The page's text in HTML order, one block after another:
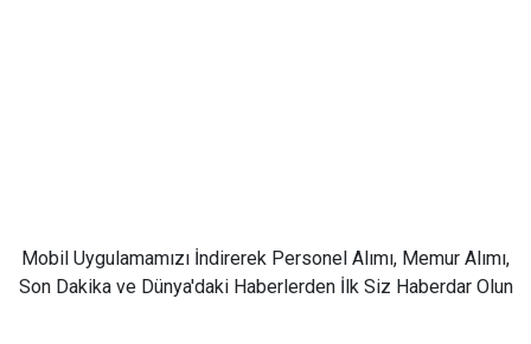
Mobil Uygulamamızı İndirerek Personel Alımı, Memur Alımı,
Son Dakika ve Dünya'daki Haberlerden İlk Siz Haberdar Olun